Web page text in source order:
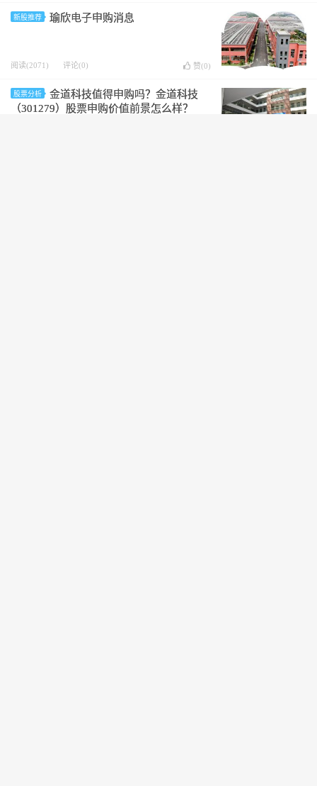
新股推荐 瑜欣电子申购消息
阅读(2071) 评论(0) 赞(0)
股票分析
金道科技值得申购吗？金道科技
（301279）股票申购价值前景怎么样？